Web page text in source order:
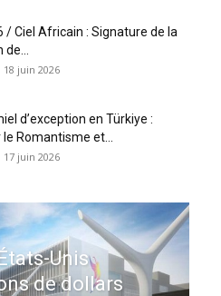
/ Ciel Africain : Signature de la
18 juin 2026
d’exception en Türkiye :
Romantisme et...
17 juin 2026
2026 : De la
absolue,